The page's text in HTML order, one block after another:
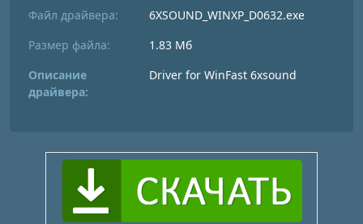
Файл драйвера:
6XSOUND_WINXP_D0632.exe
Размер файла:
1.83 Мб
Описание
драйвера:
Driver for WinFast 6xsound